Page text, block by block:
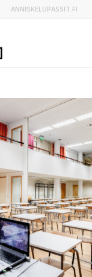
ANNISKELUPASSIT.FI